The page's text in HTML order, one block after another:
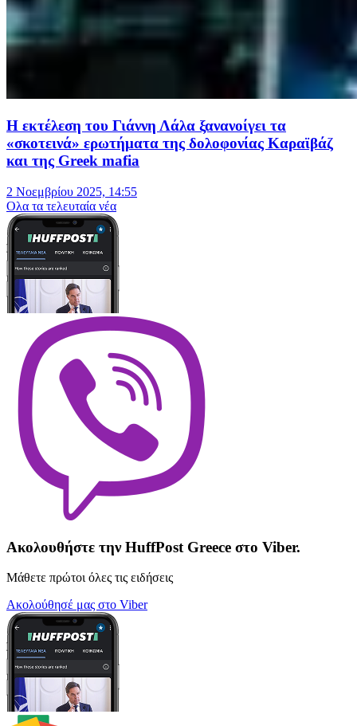
Η εκτέλεση του Γιάννη Λάλα ξανανοίγει τα
«σκοτεινά» ερωτήματα της δολοφονίας Καραϊβάζ
και της Greek mafia
2 Νοεμβρίου 2025, 14:55
Oλα τα τελευταία νέα
Ακολουθήστε την HuffPost Greece στο Viber.
Μάθετε πρώτοι όλες τις ειδήσεις
Ακολούθησέ μας στο Viber